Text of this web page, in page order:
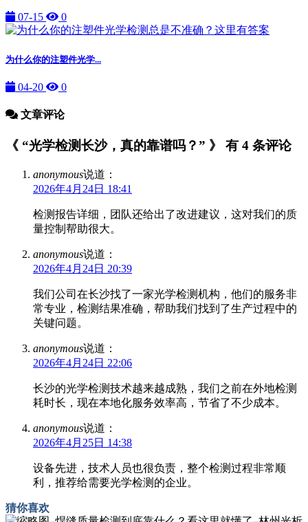
07-15 0
为什么你的注塑件光学...
04-20 0
文章评论
《 “光学检测长沙，真的靠谱吗？” 》 有 4 条评论
anonymous说道：
2026年4月24日 18:41
检测报告详细，团队还给出了改进建议，这对我们的质
量控制帮助很大。
anonymous说道：
2026年4月24日 20:39
我们公司在长沙找了一家光学检测机构，他们的服务非
常专业，检测结果准确，帮助我们找到了生产过程中的
关键问题。
anonymous说道：
2026年4月24日 22:06
长沙的光学检测技术越来越成熟，我们之前在外地检测
耗时长，现在本地化服务效率高，节省了不少成本。
anonymous说道：
2026年4月25日 14:38
设备先进，技术人员也很负责，整个检测过程非常顺
利，推荐给需要光学检测的企业。
猜你喜欢